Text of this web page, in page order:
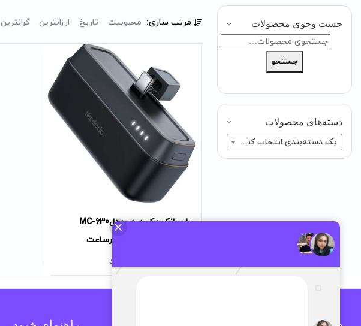
جست وجوی محصولات
جستجو
جستجو
دسته‌های محصولات
یک دسته‌بندی انتخاب کنید
مرتب سازی: محبوبیت تاریخ ارزانترین گرانترین
پاوربانک مک دودو مدلMC-630
ناموجود